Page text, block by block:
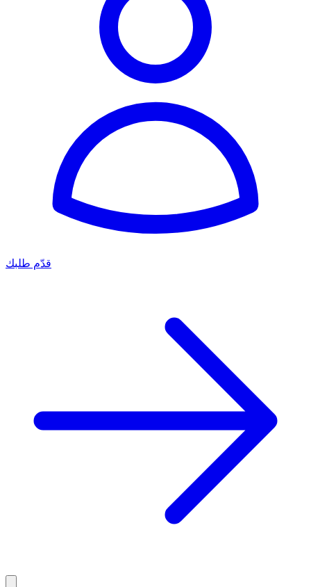
قدّم طلبك